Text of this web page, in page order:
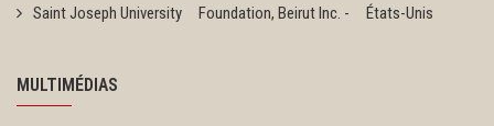
Saint Joseph University Foundation, Beirut Inc. - États-Unis
MULTIMÉDIAS